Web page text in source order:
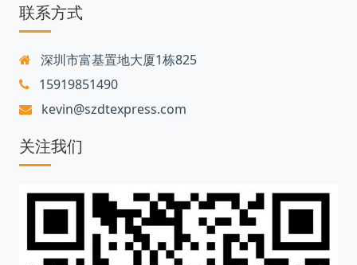
联系方式
深圳市富基置地大厦1栋825
15919851490
kevin@szdtexpress.com
关注我们